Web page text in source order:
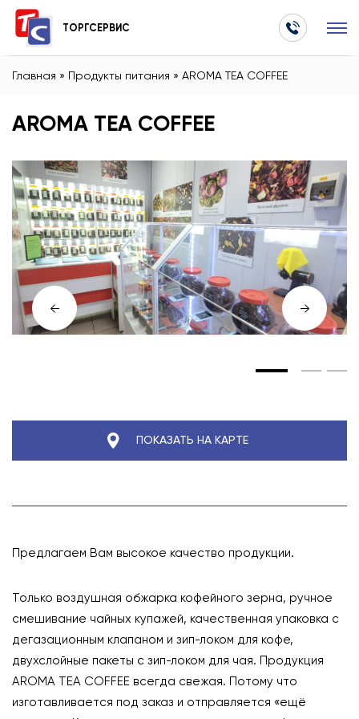
ТОРГСЕРВИС
Главная » Продукты питания » AROMA TEA COFFEE
← →
Предлагаем Вам высокое качество продукции.
Только воздушная обжарка кофейного зерна, ручное
смешивание чайных купажей, качественная упаковка с
дегазационным клапаном и зип-локом для кофе,
двухслойные пакеты с зип-локом для чая. Продукция
AROMA TEA COFFEE всегда свежая. Потому что
изготавливается под заказ и отправляется «ещё
AROMA TEA COFFEE
ПОКАЗАТЬ НА КАРТЕ